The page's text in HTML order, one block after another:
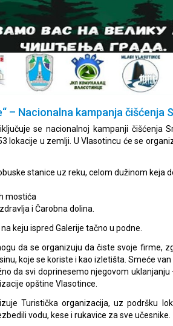
– Nacionalna kampanja čišćenja
se nacionalnoj kampanji čišćenja
lokacije u zemlji. U Vlasotincu će se
stanice uz reku, celom dužinom keja
mostića
i Čarobna dolina.
keju ispred Galerije tačno u podne.
da se organizuju da čiste svoje firme,
koje se koriste i kao izletišta. Smeće
da svi doprinesemo njegovom uklanjanju
opštine Vlasotince.
Turistička organizacija, uz podršku
vodu, kese i rukavice za sve učesnike.